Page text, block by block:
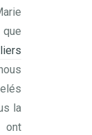
que
la
ont